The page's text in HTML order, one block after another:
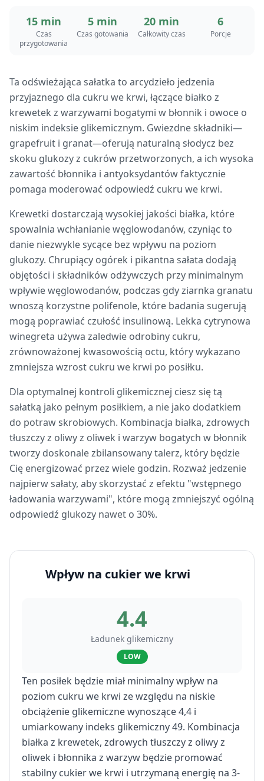
15 min
Czas
przygotowania
5 min
Czas gotowania
20 min
Całkowity czas
6
Porcje
Ta odświeżająca sałatka to arcydzieło jedzenia
przyjaznego dla cukru we krwi, łączące białko z
krewetek z warzywami bogatymi w błonnik i owoce o
niskim indeksie glikemicznym. Gwiezdne składniki—
grapefruit i granat—oferują naturalną słodycz bez
skoku glukozy z cukrów przetworzonych, a ich wysoka
zawartość błonnika i antyoksydantów faktycznie
pomaga moderować odpowiedź cukru we krwi.
Krewetki dostarczają wysokiej jakości białka, które
spowalnia wchłanianie węglowodanów, czyniąc to
danie niezwykle sycące bez wpływu na poziom
glukozy. Chrupiący ogórek i pikantna sałata dodają
objętości i składników odżywczych przy minimalnym
wpływie węglowodanów, podczas gdy ziarnka granatu
wnoszą korzystne polifenole, które badania sugerują
mogą poprawiać czułość insulinową. Lekka cytrynowa
winegreta używa zaledwie odrobiny cukru,
zrównoważonej kwasowością octu, który wykazano
zmniejsza wzrost cukru we krwi po posiłku.
Dla optymalnej kontroli glikemicznej ciesz się tą
sałatką jako pełnym posiłkiem, a nie jako dodatkiem
do potraw skrobiowych. Kombinacja białka, zdrowych
tłuszczy z oliwy z oliwek i warzyw bogatych w błonnik
tworzy doskonale zbilansowany talerz, który będzie
Cię energizować przez wiele godzin. Rozważ jedzenie
najpierw sałaty, aby skorzystać z efektu "wstępnego
ładowania warzywami", które mogą zmniejszyć ogólną
odpowiedź glukozy nawet o 30%.
Wpływ na cukier we krwi
4.4
Ładunek glikemiczny
LOW
Ten posiłek będzie miał minimalny wpływ na
poziom cukru we krwi ze względu na niskie
obciążenie glikemiczne wynoszące 4,4 i
umiarkowany indeks glikemiczny 49. Kombinacja
białka z krewetek, zdrowych tłuszczy z oliwy z
oliwek i błonnika z warzyw będzie promować
stabilny cukier we krwi i utrzymaną energię na 3-